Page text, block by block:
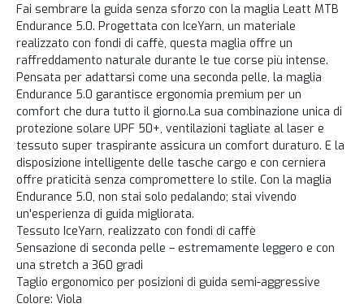
Fai sembrare la guida senza sforzo con la maglia Leatt MTB
Endurance 5.0. Progettata con IceYarn, un materiale
realizzato con fondi di caffè, questa maglia offre un
raffreddamento naturale durante le tue corse più intense.
Pensata per adattarsi come una seconda pelle, la maglia
Endurance 5.0 garantisce ergonomia premium per un
comfort che dura tutto il giorno.La sua combinazione unica di
protezione solare UPF 50+, ventilazioni tagliate al laser e
tessuto super traspirante assicura un comfort duraturo. E la
disposizione intelligente delle tasche cargo e con cerniera
offre praticità senza compromettere lo stile. Con la maglia
Endurance 5.0, non stai solo pedalando; stai vivendo
un'esperienza di guida migliorata.
Tessuto IceYarn, realizzato con fondi di caffè
Sensazione di seconda pelle – estremamente leggero e con
una stretch a 360 gradi
Taglio ergonomico per posizioni di guida semi-aggressive
Colore: Viola